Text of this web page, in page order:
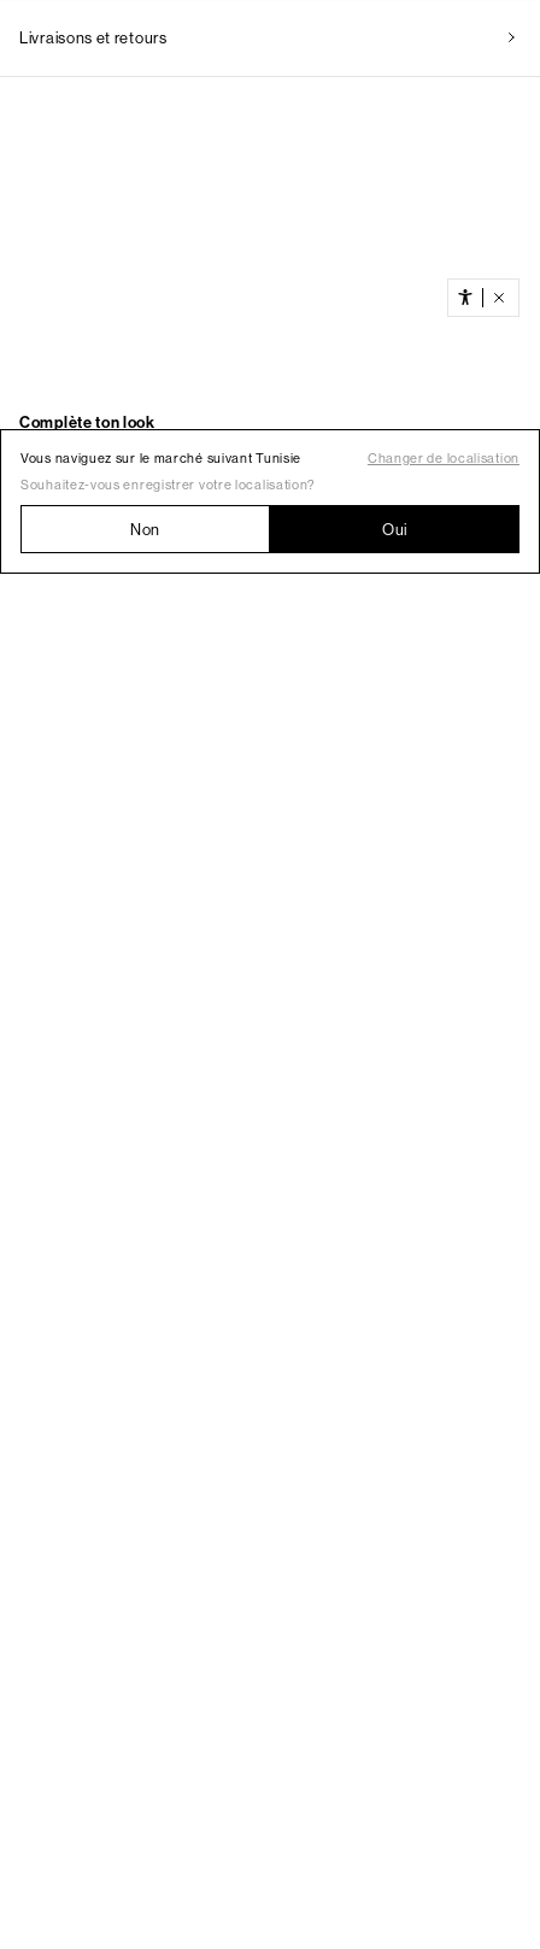
Vous naviguez sur le marché suivant Tunisie
Changer de localisation
Souhaitez-vous enregistrer votre localisation?
Non Oui